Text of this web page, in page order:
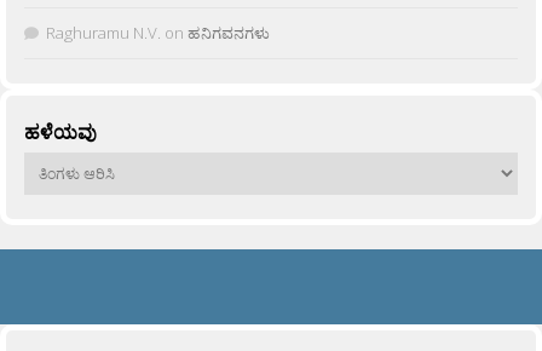
Raghuramu N.V. on ಹನಿಗವನಗಳು
ಹಳೆಯವು
ಹಳೆಯವು